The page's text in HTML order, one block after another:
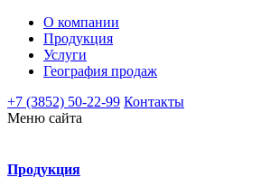
О компании
Продукция
Услуги
География продаж
+7 (3852) 50-22-99 Контакты
Меню сайта
Продукция